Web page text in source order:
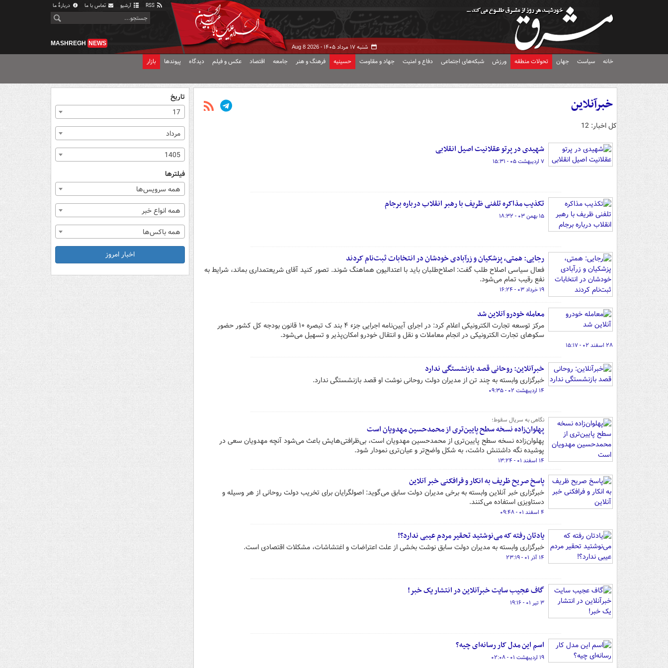
آرشیو تماس با ما دربارهٔ ما
شنبه ۱۷ مرداد ۱۴۰۵ - Aug 8 2026
MASHREGH NEWS
خانه سیاست جهان تحولات منطقه ورزش شبکه‌های اجتماعی دفاع و امنیت جهاد و مقاومت حسینیه فرهنگ و هنر جامعه اقتصاد عکس و فیلم دیدگاه پیوندها بازار
خبرآنلاین
کل اخبار: 12
شهیدی در پرتو عقلانیت اصیل انقلابی
۷ اردیبهشت ۰۵ - ۱۵:۳۱
تکذیب مذاکره تلفنی ظریف با رهبر انقلاب درباره برجام
۱۵ بهمن ۰۳ - ۱۸:۳۲
رجایی: همتی، پزشکیان و زرآبادی خودشان در انتخابات ثبت‌نام کردند
فعال سیاسی اصلاح طلب گفت: اصلاح‌طلبان باید با اعتدالیون هماهنگ شوند. تصور کنید آقای شریعتمداری بماند، شرایط به
نفع رقیب تمام می‌شود.
۱۹ خرداد ۰۳ - ۱۶:۲۴
معامله خودرو آنلاین شد
مرکز توسعه تجارت الکترونیکی اعلام کرد: در اجرای آیین‌نامه اجرایی جزء ۴ بند ک تبصره ۱۰ قانون بودجه کل کشور حضور
سکوهای تجارت الکترونیکی در انجام معاملات و نقل و انتقال خودرو امکان‌پذیر و تسهیل می‌شود.
۲۸ اسفند ۰۲ - ۱۵:۱۷
خبرآنلاین: روحانی قصد بازنشستگی ندارد
خبرگزاری وابسته به چند تن از مدیران دولت روحانی نوشت او قصد بازنشستگی ندارد.
۱۴ اردیبهشت ۰۲ - ۰۹:۳۵
نگاهی به سریال سقوط؛
پهلوان‌زاده نسخه سطح پایین‌تری از محمدحسین مهدویان است
پهلوان‌زاده نسخه سطح پایین‌تری از محمدحسین مهدویان است، بی‌ظرافتی‌هایش باعث می‌شود آنچه مهدویان سعی در
پوشیده نگه داشتنش داشت، به شکل واضح‌تر و عیان‌تری نمودار شود.
۱۴ اسفند ۰۱ - ۱۳:۲۴
پاسخ صریح ظریف به انکار و فرافکنی خبر آنلاین
خبرگزاری خبر آنلاین وابسته به برخی مدیران دولت سابق می‌گوید: اصولگرایان برای تخریب دولت روحانی از هر وسیله و
دستاویزی استفاده می‌کنند.
۴ اسفند ۰۱ - ۰۹:۴۸
یادتان رفته که می‌نوشتید تحقیر مردم عیبی ندارد؟!
خبرگزاری وابسته به مدیران دولت سابق نوشت بخشی از علت اعتراضات و اغتشاشات، مشکلات اقتصادی است.
۱۴ آذر ۰۱ - ۲۳:۱۹
گاف عجیب سایت خبرآنلاین در انتشار یک خبر!
۳ تیر ۰۱ - ۱۹:۱۶
اسم این مدل کار رسانه‌ای چیه؟
۱۹ اردیبهشت ۰۱ - ۰۲:۰۸
تاریخ
17
مرداد
1405
فیلترها
همه سرویس‌ها
همه انواع خبر
همه باکس‌ها
اخبار امروز